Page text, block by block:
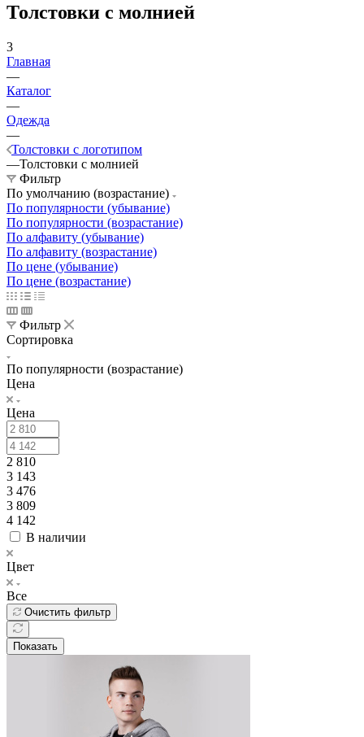
Толстовки с молнией
3
Главная
—
Каталог
—
Одежда
—
Толстовки с логотипом
—Толстовки с молнией
Фильтр
По умолчанию (возрастание)
По популярности (убывание)
По популярности (возрастание)
По алфавиту (убывание)
По алфавиту (возрастание)
По цене (убывание)
По цене (возрастание)
Фильтр
Сортировка
По популярности (возрастание)
Цена
Цена
2 810
3 143
3 476
3 809
4 142
В наличии
Цвет
Все
Очистить фильтр
Показать